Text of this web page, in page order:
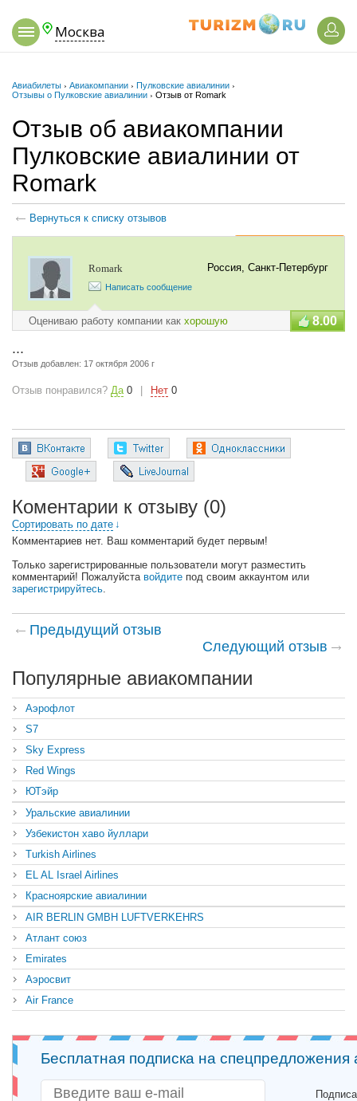
Москва
Авиабилеты › Авиакомпании › Пулковские авиалинии ›
Отзывы о Пулковские авиалинии › Отзыв от Romark
Отзыв об авиакомпании
Пулковские авиалинии от
Romark
Вернуться к списку отзывов
Romark
Написать сообщение
Россия, Санкт-Петербург
Оцениваю работу компании как хорошую 8.00
...
Отзыв добавлен: 17 октября 2006 г
Отзыв понравился? Да 0 Нет 0
Коментарии к отзыву (0)
Сортировать по дате ↓
Комментариев нет. Ваш комментарий будет первым!
Только зарегистрированные пользователи могут разместить
комментарий! Пожалуйста войдите под своим аккаунтом или
зарегистрируйтесь.
Предыдущий отзыв
Следующий отзыв
Популярные авиакомпании
Аэрофлот
S7
Sky Express
Red Wings
ЮТэйр
Уральские авиалинии
Узбекистон хаво йуллари
Turkish Airlines
EL AL Israel Airlines
Красноярские авиалинии
AIR BERLIN GMBH LUFTVERKEHRS
Атлант союз
Emirates
Аэросвит
Air France
Бесплатная подписка на спецпредложения